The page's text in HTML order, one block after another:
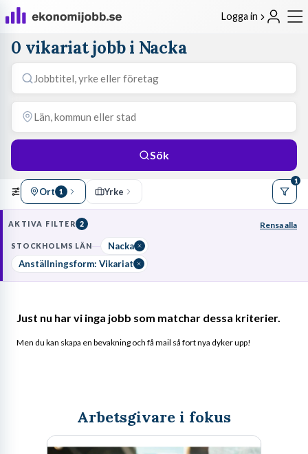
Logga in
0 vikariat jobb i Nacka
Sök
Ort 1 Yrke
1
AKTIVA FILTER 2 Rensa alla
STOCKHOLMS LÄN
Nacka
Anställningsform: Vikariat
Just nu har vi inga jobb som matchar dessa kriterier.
Men du kan skapa en bevakning och få mail så fort nya dyker upp!
Arbetsgivare i fokus